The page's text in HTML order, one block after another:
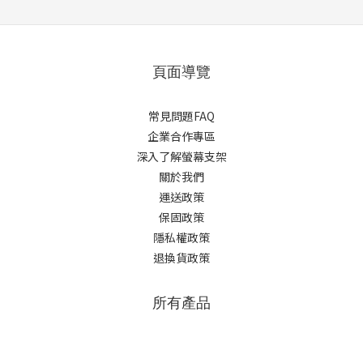
頁面導覽
常見問題FAQ
企業合作專區
深入了解螢幕支架
關於我們
運送政策
保固政策
隱私權政策
退換貨政策
所有產品